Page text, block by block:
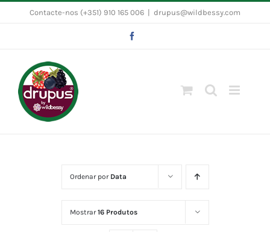
Contacte-nos (+351) 910 165 006 drupus@wildbessy.com
Ordenar por Data
Mostrar16 Produtos